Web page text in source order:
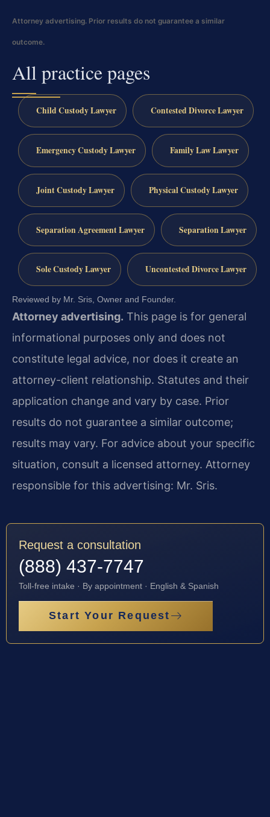
Attorney advertising. Prior results do not guarantee a similar
outcome.
All practice pages
Child Custody Lawyer Contested Divorce Lawyer
Emergency Custody Lawyer Family Law Lawyer
Joint Custody Lawyer Physical Custody Lawyer
Separation Agreement Lawyer Separation Lawyer
Sole Custody Lawyer Uncontested Divorce Lawyer
Reviewed by Mr. Sris, Owner and Founder.
Attorney advertising. This page is for general
informational purposes only and does not
constitute legal advice, nor does it create an
attorney-client relationship. Statutes and their
application change and vary by case. Prior
results do not guarantee a similar outcome;
results may vary. For advice about your specific
situation, consult a licensed attorney. Attorney
responsible for this advertising: Mr. Sris.
Request a consultation
(888) 437-7747
Toll-free intake · By appointment · English & Spanish
Start Your Request